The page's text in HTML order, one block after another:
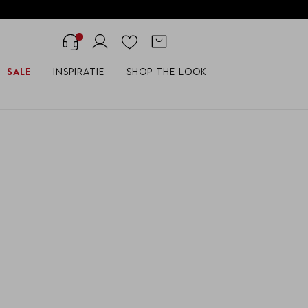
Sale Inspiratie Shop the look